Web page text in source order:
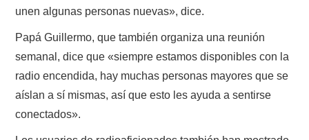
unen algunas personas nuevas», dice.
Papá Guillermo, que también organiza una reunión
semanal, dice que «siempre estamos disponibles con la
radio encendida, hay muchas personas mayores que se
aíslan a sí mismas, así que esto les ayuda a sentirse
conectados».